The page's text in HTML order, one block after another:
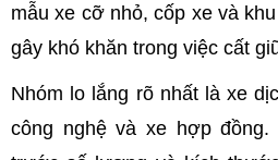
mẫu xe cỡ nhỏ, cốp xe và
gây khó khăn trong việc cất
Nhóm lo lắng rõ nhất là xe
công nghệ và xe hợp